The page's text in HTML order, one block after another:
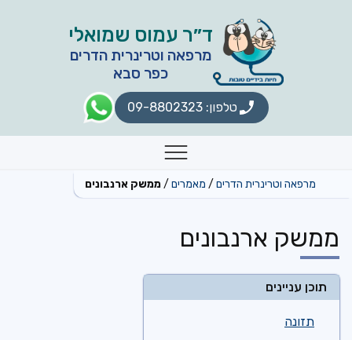
ד״ר עמוס שמואלי
מרפאה וטרינרית הדרים
כפר סבא
טלפון: 09-8802323
תפריט
מרפאה וטרינרית הדרים מאמרים ממשק ארנבונים
ממשק ארנבונים
תוכן עניינים
תזונה